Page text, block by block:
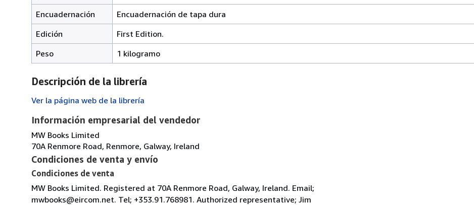
Encuadernación
Encuadernación de tapa dura
Edición
First Edition.
Peso
1 kilogramo
Descripción de la librería
Ver la página web de la librería
Información empresarial del vendedor
MW Books Limited
70A Renmore Road, Renmore, Galway, Ireland
Condiciones de venta y envío
Condiciones de venta
MW Books Limited. Registered at 70A Renmore Road, Galway, Ireland. Email;
mwbooks@eircom.net. Tel; +353.91.768981. Authorized representative; Jim